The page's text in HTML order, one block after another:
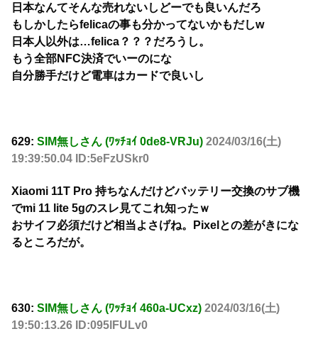
日本なんてそんな売れないしどーでも良いんだろ
もしかしたらfelicaの事も分かってないかもだしw
日本人以外は…felica？？？だろうし。
もう全部NFC決済でいーのにな
自分勝手だけど電車はカードで良いし
629: SIM無しさん (ﾜｯﾁｮｲ 0de8-VRJu) 2024/03/16(土)
19:39:50.04 ID:5eFzUSkr0
Xiaomi 11T Pro 持ちなんだけどバッテリー交換のサブ機
でmi 11 lite 5gのスレ見てこれ知ったｗ
おサイフ必須だけど相当よさげね。Pixelとの差がきにな
るところだが。
630: SIM無しさん (ﾜｯﾁｮｲ 460a-UCxz) 2024/03/16(土)
19:50:13.26 ID:095lFULv0